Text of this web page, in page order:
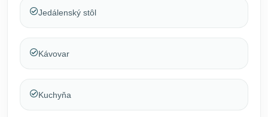
Jedálenský stôl
Kávovar
Kuchyňa